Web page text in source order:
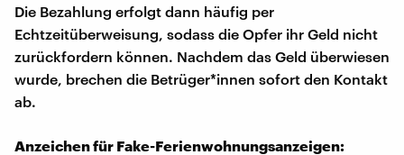
Die Bezahlung erfolgt dann häufig per
Echtzeitüberweisung, sodass die Opfer ihr Geld nicht
zurückfordern können. Nachdem das Geld überwiesen
wurde, brechen die Betrüger*innen sofort den Kontakt
ab.
Anzeichen für Fake-Ferienwohnungsanzeigen: